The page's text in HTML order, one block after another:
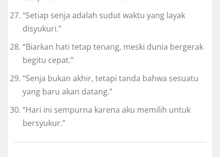
“Setiap senja adalah sudut waktu yang layak
disyukuri.”
“Biarkan hati tetap tenang, meski dunia bergerak
begitu cepat.”
“Senja bukan akhir, tetapi tanda bahwa sesuatu
yang baru akan datang.”
“Hari ini sempurna karena aku memilih untuk
bersyukur.”